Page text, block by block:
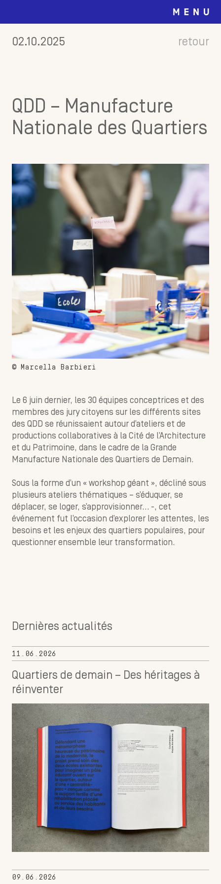
02.10.2025 retour
QDD – Manufacture
Nationale des Quartiers
© Marcella Barbieri
Le 6 juin dernier, les 30 équipes conceptrices et des
membres des jury citoyens sur les différents sites
des QDD se réunissaient autour d’ateliers et de
productions collaboratives à la Cité de l’Architecture
et du Patrimoine, dans le cadre de la Grande
Manufacture Nationale des Quartiers de Demain.
Sous la forme d’un « workshop géant », décliné sous
plusieurs ateliers thématiques – s’éduquer, se
déplacer, se loger, s’approvisionner… -, cet
événement fut l’occasion d’explorer les attentes, les
besoins et les enjeux des quartiers populaires, pour
questionner ensemble leur transformation.
Dernières actualités
11.06.2026
Quartiers de demain – Des héritages à
réinventer
09.06.2026